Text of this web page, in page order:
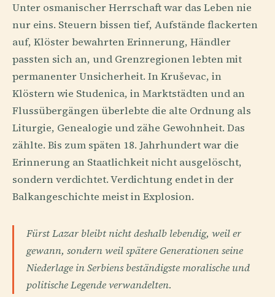
Unter osmanischer Herrschaft war das Leben nie
nur eins. Steuern bissen tief, Aufstände flackerten
auf, Klöster bewahrten Erinnerung, Händler
passten sich an, und Grenzregionen lebten mit
permanenter Unsicherheit. In Kruševac, in
Klöstern wie Studenica, in Marktstädten und an
Flussübergängen überlebte die alte Ordnung als
Liturgie, Genealogie und zähe Gewohnheit. Das
zählte. Bis zum späten 18. Jahrhundert war die
Erinnerung an Staatlichkeit nicht ausgelöscht,
sondern verdichtet. Verdichtung endet in der
Balkangeschichte meist in Explosion.
Fürst Lazar bleibt nicht deshalb lebendig, weil er
gewann, sondern weil spätere Generationen seine
Niederlage in Serbiens beständigste moralische und
politische Legende verwandelten.